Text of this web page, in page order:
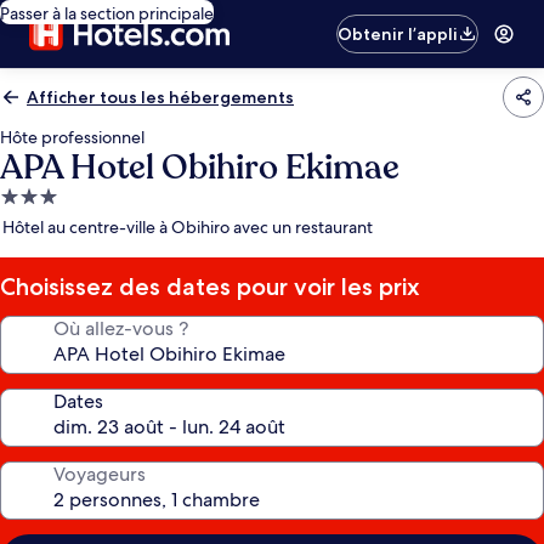
Passer à la section principale
Obtenir l’appli
Afficher tous les hébergements
Hôte professionnel
APA Hotel Obihiro Ekimae
Hébergement
3.0 étoiles
Hôtel au centre-ville à Obihiro avec un restaurant
Choisissez des dates pour voir les prix
Où allez-vous ?
Dates
Voyageurs